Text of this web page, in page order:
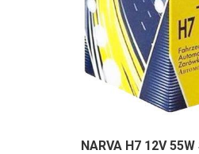
NARVA H7 12V